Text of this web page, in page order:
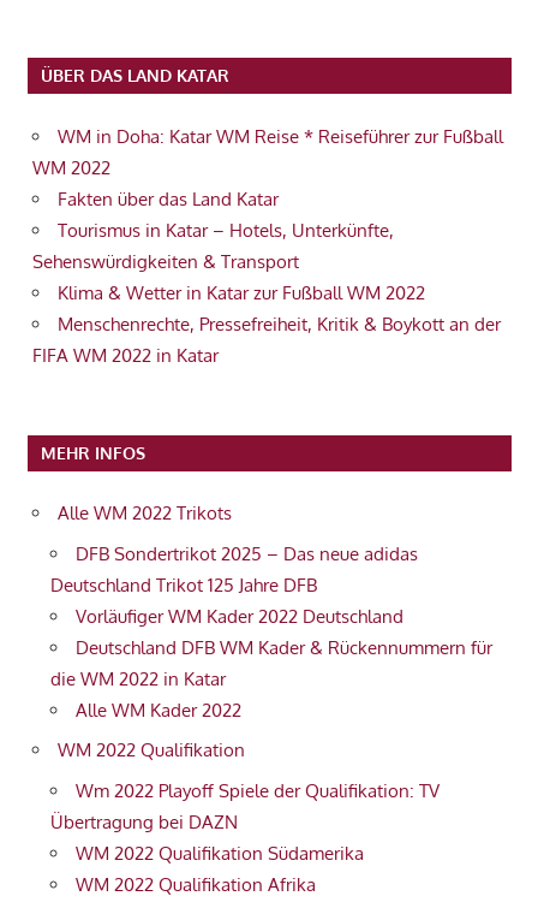
ÜBER DAS LAND KATAR
WM in Doha: Katar WM Reise * Reiseführer zur Fußball
WM 2022
Fakten über das Land Katar
Tourismus in Katar – Hotels, Unterkünfte,
Sehenswürdigkeiten & Transport
Klima & Wetter in Katar zur Fußball WM 2022
Menschenrechte, Pressefreiheit, Kritik & Boykott an der
FIFA WM 2022 in Katar
MEHR INFOS
Alle WM 2022 Trikots
DFB Sondertrikot 2025 – Das neue adidas
Deutschland Trikot 125 Jahre DFB
Vorläufiger WM Kader 2022 Deutschland
Deutschland DFB WM Kader & Rückennummern für
die WM 2022 in Katar
Alle WM Kader 2022
WM 2022 Qualifikation
Wm 2022 Playoff Spiele der Qualifikation: TV
Übertragung bei DAZN
WM 2022 Qualifikation Südamerika
WM 2022 Qualifikation Afrika